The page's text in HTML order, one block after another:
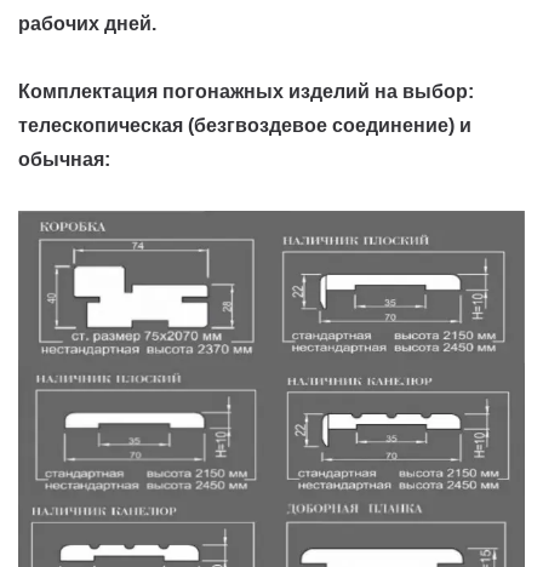
рабочих дней.
Комплектация погонажных изделий на выбор:
телескопическая (безгвоздевое соединение) и
обычная: